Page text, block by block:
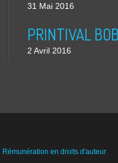
31 Mai 2016
2 Avril 2016
Rémunération en droits d'auteur